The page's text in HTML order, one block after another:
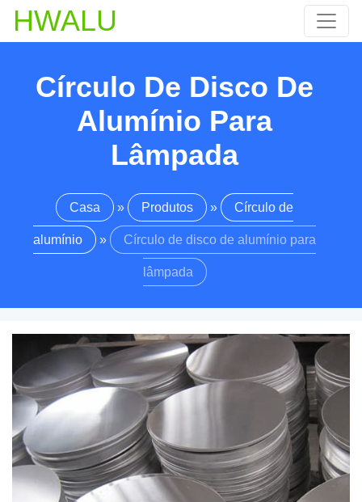
HWALU
Círculo De Disco De
Alumínio Para
Lâmpada
Casa » Produtos » Círculo de
alumínio » Círculo de disco de alumínio para
lâmpada